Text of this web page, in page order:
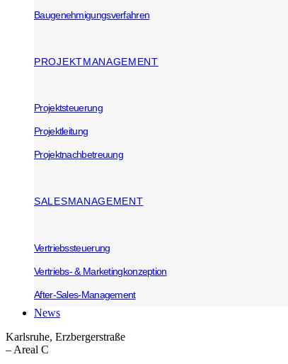
Baugenehmigungsverfahren
PROJEKTMANAGEMENT
Projektsteuerung
Projektleitung
Projektnachbetreuung
SALESMANAGEMENT
Vertriebssteuerung
Vertriebs- & Marketingkonzeption
After-Sales-Management
News
Karlsruhe, Erzbergerstraße
– Areal C